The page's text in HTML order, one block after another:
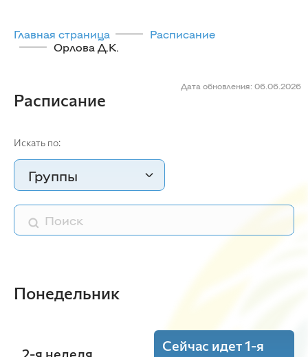
Главная страница
Расписание
Орлова Д.К.
Дата обновления: 06.06.2026
Расписание
Искать по:
Группы
Понедельник
2-я неделя
Сейчас идет 1-я